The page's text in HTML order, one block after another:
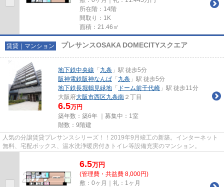
所在階：14階
間取り：1K
面積：21.46㎡
賃貸｜マンション プレサンスOSAKA DOMECITYスクエア
地下鉄中央線 「 九条 」駅 徒歩5分
阪神電鉄阪神なんば 「 九条 」駅 徒歩5分
地下鉄長堀鶴見緑地 「 ドーム前千代崎 」駅 徒歩11分
大阪府大阪市西区九条南 ２丁目
6.5万円
築年数：築6年 ｜募集中： 1室
階数：9階建
人気の分譲賃貸プレサンスシリーズ！！2019年9月竣工の新築。インターネット
無料、宅配ボックス、温水洗浄暖房付きトイレ等設備充実のマンション。
6.5万円
(管理費・共益費 8,000円)
敷：0ヶ月｜礼：1ヶ月